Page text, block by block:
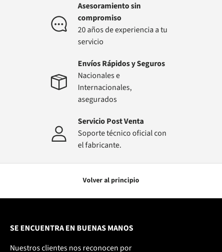
Asesoramiento sin
compromiso
20 años de experiencia a tu
servicio
Envíos Rápidos y Seguros
Nacionales e
Internacionales,
asegurados
Servicio Post Venta
Soporte técnico oficial con
el fabricante.
Volver al principio
SE ENCUENTRA EN BUENAS MANOS
Nuestros clientes nos reconocen por